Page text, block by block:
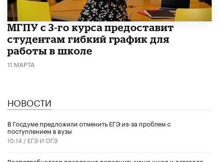
МГПУ с 3-го курса предоставит
студентам гибкий график для
работы в школе
11 МАРТА
НОВОСТИ
В Госдуме предложили отменить ЕГЭ из-за проблем с
поступлением в вузы
10:14 / ЕГЭ И ОГЭ